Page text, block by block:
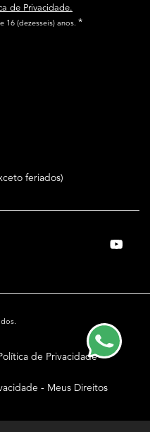
de Privacidade.
16 (dezesseis) anos. *
feriados)
de Privacidade
- Meus Direitos